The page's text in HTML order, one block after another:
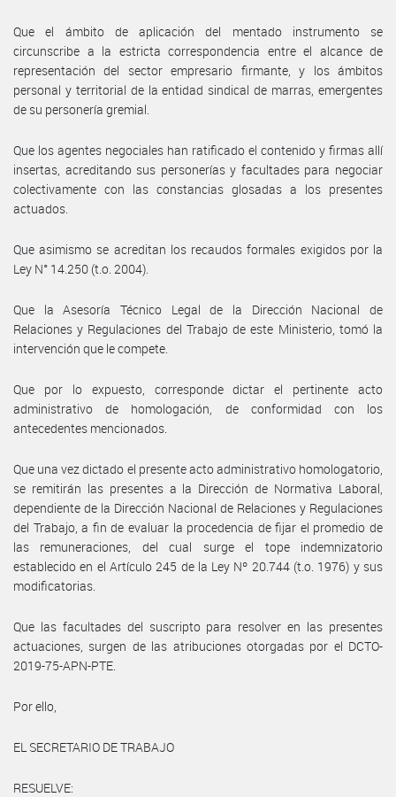
Que el ámbito de aplicación del mentado instrumento se
circunscribe a la estricta correspondencia entre el alcance de
representación del sector empresario firmante, y los ámbitos
personal y territorial de la entidad sindical de marras, emergentes
de su personería gremial.
Que los agentes negociales han ratificado el contenido y firmas allí
insertas, acreditando sus personerías y facultades para negociar
colectivamente con las constancias glosadas a los presentes
actuados.
Que asimismo se acreditan los recaudos formales exigidos por la
Ley N° 14.250 (t.o. 2004).
Que la Asesoría Técnico Legal de la Dirección Nacional de
Relaciones y Regulaciones del Trabajo de este Ministerio, tomó la
intervención que le compete.
Que por lo expuesto, corresponde dictar el pertinente acto
administrativo de homologación, de conformidad con los
antecedentes mencionados.
Que una vez dictado el presente acto administrativo homologatorio,
se remitirán las presentes a la Dirección de Normativa Laboral,
dependiente de la Dirección Nacional de Relaciones y Regulaciones
del Trabajo, a fin de evaluar la procedencia de fijar el promedio de
las remuneraciones, del cual surge el tope indemnizatorio
establecido en el Artículo 245 de la Ley Nº 20.744 (t.o. 1976) y sus
modificatorias.
Que las facultades del suscripto para resolver en las presentes
actuaciones, surgen de las atribuciones otorgadas por el DCTO-
2019-75-APN-PTE.
Por ello,
EL SECRETARIO DE TRABAJO
RESUELVE: